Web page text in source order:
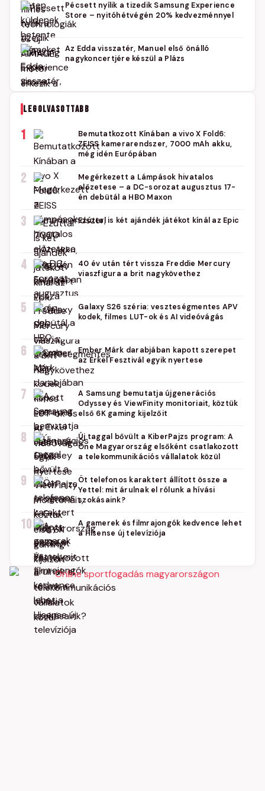
Pécsett nyílik a tizedik Samsung Experience
Store – nyitóhétvégén 20% kedvezménnyel
Az Edda visszatér, Manuel első önálló
nagykoncertjére készül a Plázs
LEGOLVASOTTABB
1
Bemutatkozott Kínában a vivo X Fold6:
ZEISS kamerarendszer, 7000 mAh akku,
még idén Európában
2
Megérkezett a Lámpások hivatalos
előzetese – a DC-sorozat augusztus 17-
én debütál a HBO Maxon
3 Ezúttal is két ajándék játékot kínál az Epic
4
40 év után tért vissza Freddie Mercury
viaszfigura a brit nagykövethez
5
Galaxy S26 széria: veszteségmentes APV
kodek, filmes LUT-ok és AI videóvágás
6
Ember Márk darabjában kapott szerepet
az Erkel Fesztivál egyik nyertese
7
A Samsung bemutatja újgenerációs
Odyssey és ViewFinity monitoriait, köztük
első 6K gaming kijelzőit
8
Új taggal bővült a KiberPajzs program: A
One Magyarország elsőként csatlakozott
a telekommunikációs vállalatok közül
9
Öt telefonos karaktert állított össze a
Yettel: mit árulnak el rólunk a hívási
szokásaink?
10
A gamerek és filmrajongók kedvence lehet
a Hisense új televíziója